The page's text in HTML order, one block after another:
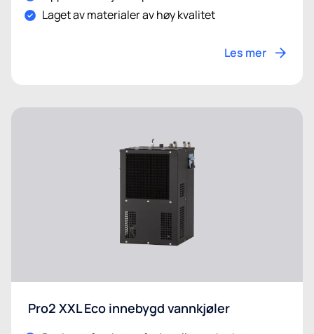
Laget av materialer av høy kvalitet
Les mer
Pro2 XXL Eco innebygd vannkjøler